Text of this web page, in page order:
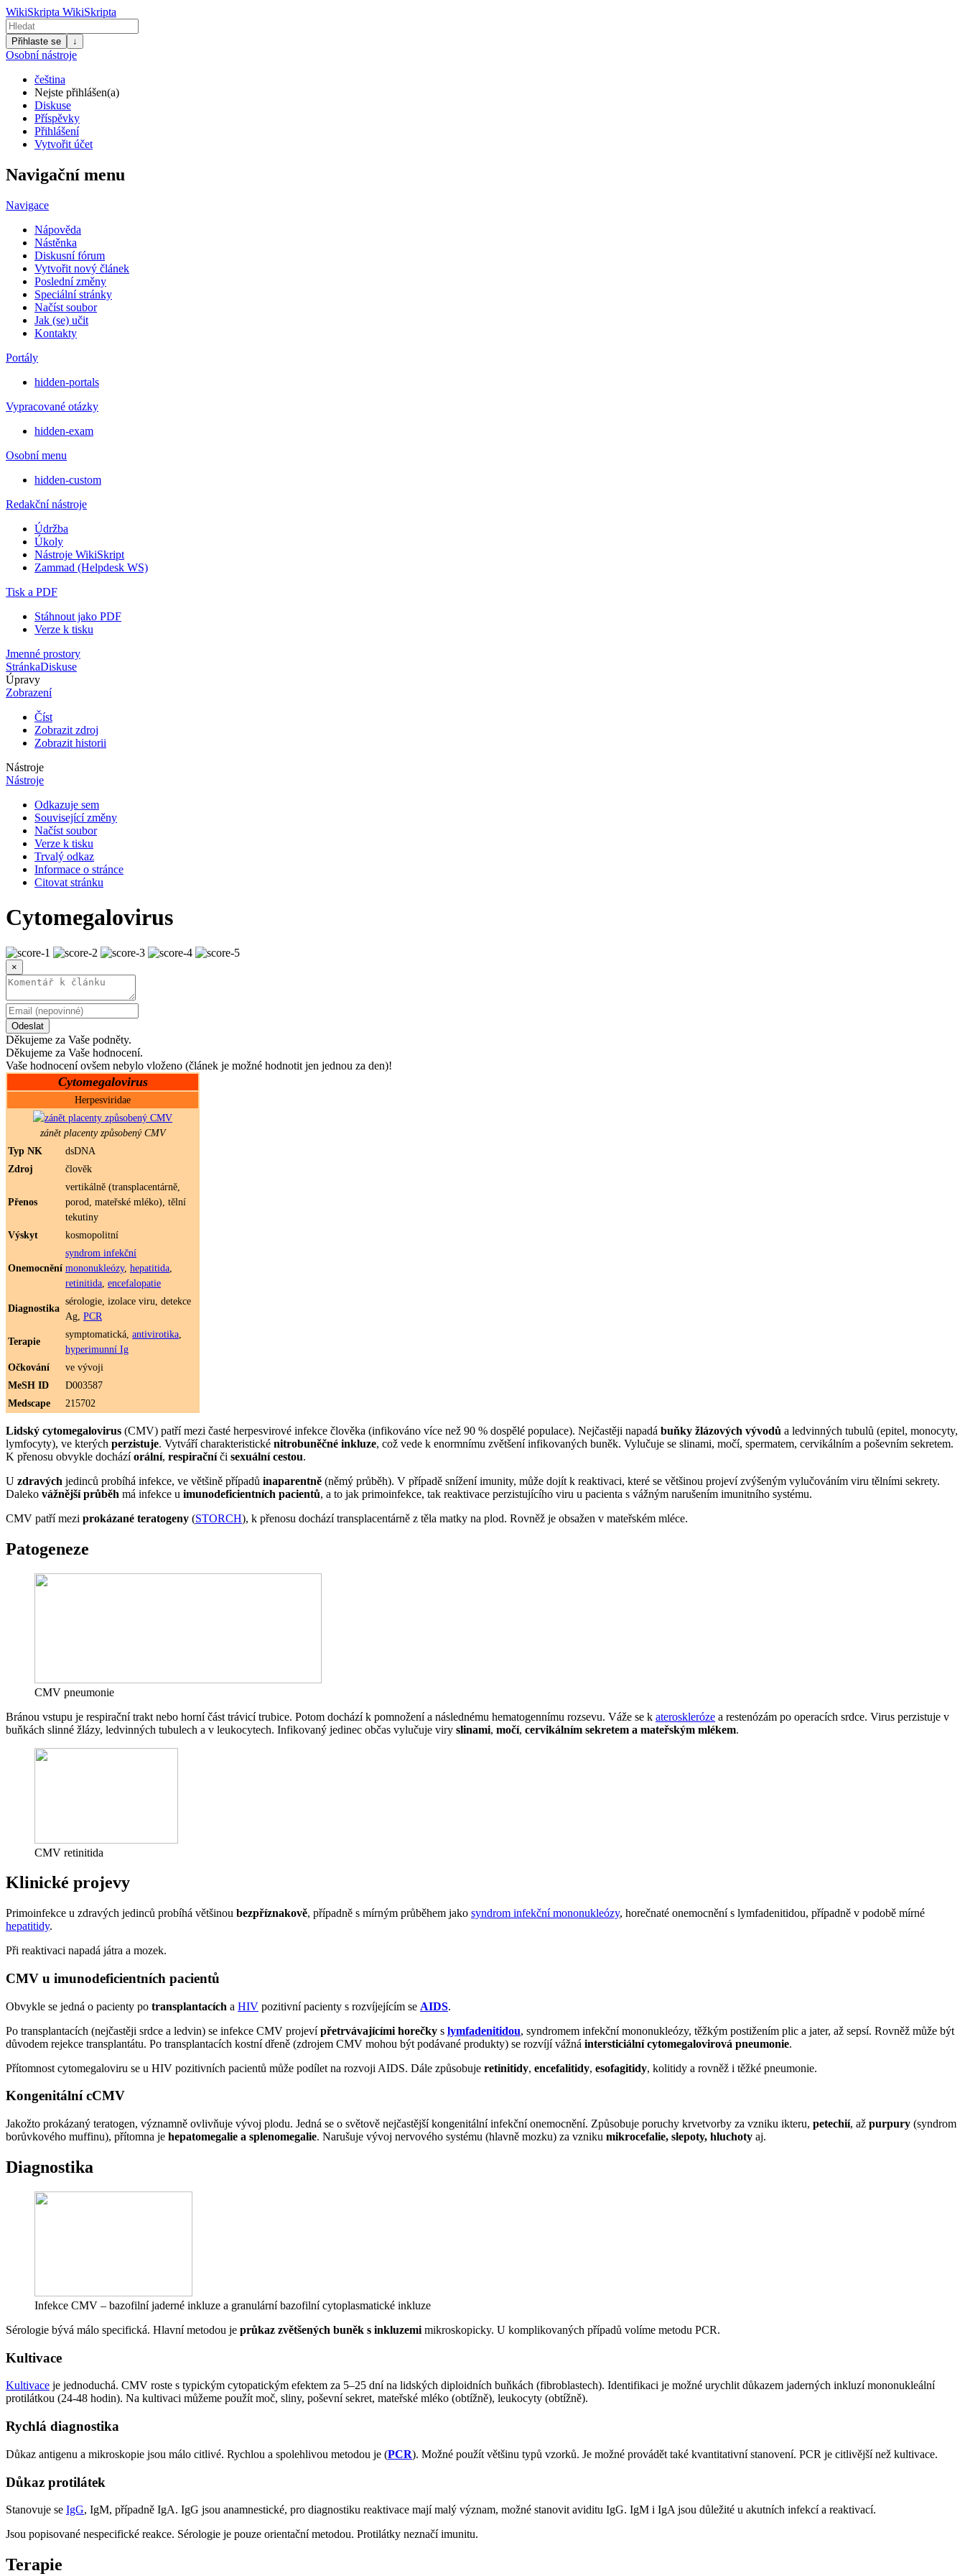
WikiSkripta WikiSkripta
Přihlaste se ↓
Osobní nástroje
čeština
Nejste přihlášen(a)
Diskuse
Příspěvky
Přihlášení
Vytvořit účet
Navigační menu
Navigace
Nápověda
Nástěnka
Diskusní fórum
Vytvořit nový článek
Poslední změny
Speciální stránky
Načíst soubor
Jak (se) učit
Kontakty
Portály
hidden-portals
Vypracované otázky
hidden-exam
Osobní menu
hidden-custom
Redakční nástroje
Údržba
Úkoly
Nástroje WikiSkript
Zammad (Helpdesk WS)
Tisk a PDF
Stáhnout jako PDF
Verze k tisku
Jmenné prostory
StránkaDiskuse
Úpravy
Zobrazení
Číst
Zobrazit zdroj
Zobrazit historii
Nástroje
Nástroje
Odkazuje sem
Související změny
Načíst soubor
Verze k tisku
Trvalý odkaz
Informace o stránce
Citovat stránku
Cytomegalovirus
×
Odeslat
Děkujeme za Vaše podněty.
Děkujeme za Vaše hodnocení.
Vaše hodnocení ovšem nebylo vloženo (článek je možné hodnotit jen jednou za den)!
Cytomegalovirus
Herpesviridae
zánět placenty způsobený CMV
Typ NK
dsDNA
Zdroj
člověk
Přenos
vertikálně (transplacentárně,
porod, mateřské mléko), tělní
tekutiny
Výskyt
kosmopolitní
Onemocnění
syndrom infekční
mononukleózy, hepatitida
retinitida encefalopatie
Diagnostika
sérologie, izolace viru, detekce
Ag, PCR
Terapie
symptomatická, antivirotika
hyperimunní Ig
Očkování
ve vývoji
MeSH ID
D003587
Medscape
215702
Lidský cytomegalovirus (CMV) patří mezi časté herpesvirové infekce člověka (infikováno více než 90 % dospělé populace). Nejčastěji napadá buňky žlázových vývodů a ledvinných tubulů (epitel, monocyty,
lymfocyty), ve kterých perzistuje. Vytváří charakteristické nitrobuněčné inkluze, což vede k enormnímu zvětšení infikovaných buněk. Vylučuje se slinami, močí, spermatem, cervikálním a poševním sekretem.
K přenosu obvykle docházíorální, respiračníči sexuální cestou.
U zdravých jedinců probíhá infekce, ve většině případů inaparentně (němý průběh). V případě snížení imunity, může dojít k reaktivaci, které se většinou projeví zvýšeným vylučováním viru tělními sekrety.
Daleko vážnější průběh má infekce u imunodeficientních pacientů, a to jak primoinfekce, tak reaktivace perzistujícího viru u pacienta s vážným narušením imunitního systému.
CMV patří mezi prokázané teratogeny (STORCH), k přenosu dochází transplacentárně z těla matky na plod. Rovněž je obsažen v mateřském mléce.
Patogeneze
CMV pneumonie
Bránou vstupu je respirační trakt nebo horní část trávicí trubice. Potom dochází k pomnožení a následnému hematogennímu rozsevu. Váže se k ateroskleróze a restenózám po operacích srdce. Virus perzistuje v
buňkách slinné žlázy, ledvinných tubulech a v leukocytech. Infikovaný jedinec občas vylučuje viry slinami, močí, cervikálním sekretem a mateřským mlékem.
CMV retinitida
Klinické projevy
Primoinfekce u zdravých jedinců probíhá většinou bezpříznakově, případně s mírným průběhem jako syndrom infekční mononukleózy, horečnaté onemocnění s lymfadenitidou, případně v podobě mírné
hepatitidy.
Při reaktivaci napadá játra a mozek.
CMV u imunodeficientních pacientů
Obvykle se jedná o pacienty po transplantacích a HIV pozitivní pacienty s rozvíjejícím se AIDS.
Po transplantacích (nejčastěji srdce a ledvin) se infekce CMV projevípřetrvávajícími horečky s lymfadenitidou, syndromem infekční mononukleózy, těžkým postižením plic a jater, až sepsí. Rovněž může být
důvodem rejekce transplantátu. Po transplantacích kostní dřeně (zdrojem CMV mohou být podávané produkty) se rozvíjí vážná intersticiální cytomegalovirová pneumonie.
Přítomnost cytomegaloviru se u HIV pozitivních pacientů může podílet na rozvoji AIDS. Dále způsobuje retinitidy, encefalitidy, esofagitidy, kolitidy a rovněž i těžké pneumonie.
Kongenitální cCMV
Jakožto prokázaný teratogen, významně ovlivňuje vývoj plodu. Jedná se o světově nejčastější kongenitální infekční onemocnění. Způsobuje poruchy krvetvorby za vzniku ikteru, petechií, až purpury (syndrom
borůvkového muffinu), přítomna je hepatomegalie a splenomegalie. Narušuje vývoj nervového systému (hlavně mozku) za vzniku mikrocefalie, slepoty, hluchoty aj.
Diagnostika
Infekce CMV – bazofilní jaderné inkluze a granulární bazofilní cytoplasmatické inkluze
Sérologie bývá málo specifická. Hlavní metodou je průkaz zvětšených buněk s inkluzemi mikroskopicky. U komplikovaných případů volíme metodu PCR.
Kultivace
Kultivace je jednoduchá. CMV roste s typickým cytopatickým efektem za 5–25 dní na lidských diploidních buňkách (fibroblastech). Identifikaci je možné urychlit důkazem jaderných inkluzí mononukleální
protilátkou (24-48 hodin). Na kultivaci můžeme použít moč, sliny, poševní sekret, mateřské mléko (obtížně), leukocyty (obtížně).
Rychlá diagnostika
Důkaz antigenu a mikroskopie jsou málo citlivé. Rychlou a spolehlivou metodou je (PCR). Možné použít většinu typů vzorků. Je možné provádět také kvantitativní stanovení. PCR je citlivější než kultivace.
Důkaz protilátek
Stanovuje se IgG, IgM, případně IgA. IgG jsou anamnestické, pro diagnostiku reaktivace mají malý význam, možné stanovit aviditu IgG. IgM i IgA jsou důležité u akutních infekcí a reaktivací.
Jsou popisované nespecifické reakce. Sérologie je pouze orientační metodou. Protilátky neznačí imunitu.
Terapie